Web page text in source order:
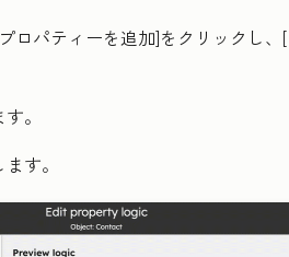
プロパティーを追加]をクリックし、[
。
す。